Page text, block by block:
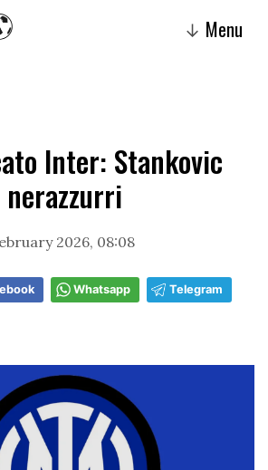
↓ Menu
Inter: Stankovic
2026, 08:08
Whatsapp Telegram